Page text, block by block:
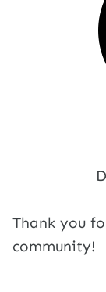
Thank you
community!